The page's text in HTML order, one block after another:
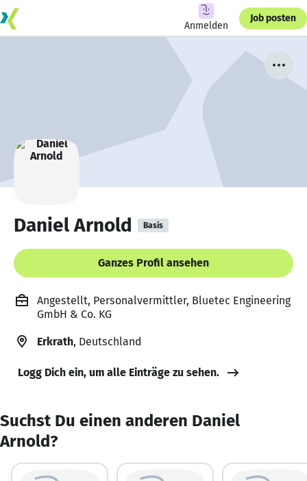
Anmelden
Job posten
Daniel Arnold Basis
Ganzes Profil ansehen
Angestellt, Personalvermittler, Bluetec Engineering
GmbH & Co. KG
Erkrath, Deutschland
Logg Dich ein, um alle Einträge zu sehen.
Suchst Du einen anderen Daniel
Arnold?